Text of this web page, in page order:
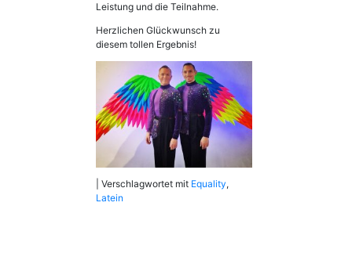
Leistung und die Teilnahme.
Herzlichen Glückwunsch zu
diesem tollen Ergebnis!
|Verschlagwortet mit Equality,
Latein